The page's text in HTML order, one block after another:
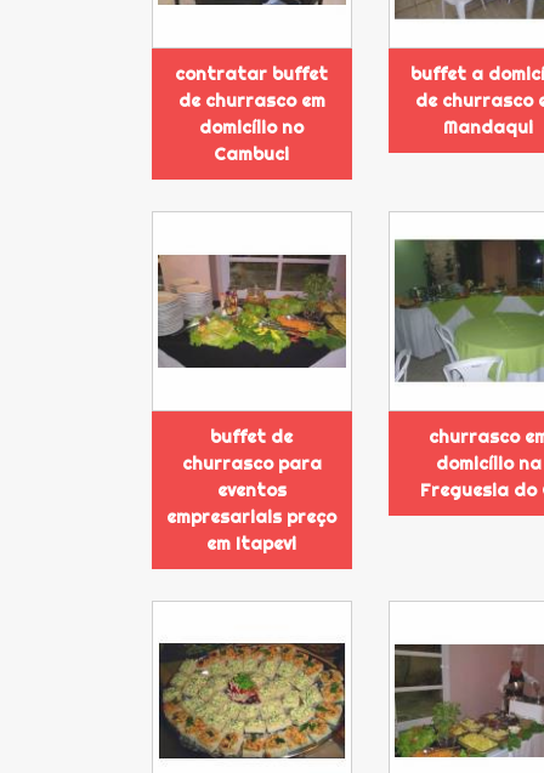
contratar buffet
de churrasco em
domicílio no
Cambuci
buffet a
de churrasco
Mandaqui
buffet de
churrasco para
eventos
empresariais preço
em Itapevi
churrasco
domicílio na
Freguesia do